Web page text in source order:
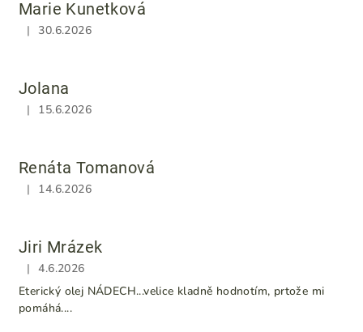
Marie Kunetková
Hodnocení obchodu je 5 z 5 hvězdiček.
| 30.6.2026
Jolana
Hodnocení obchodu je 5 z 5 hvězdiček.
| 15.6.2026
Renáta Tomanová
Hodnocení obchodu je 5 z 5 hvězdiček.
| 14.6.2026
Jiri Mrázek
Hodnocení obchodu je 5 z 5 hvězdiček.
|
4.6.2026
Eterický olej NÁDECH...velice kladně hodnotím, prtože mi
pomáhá....